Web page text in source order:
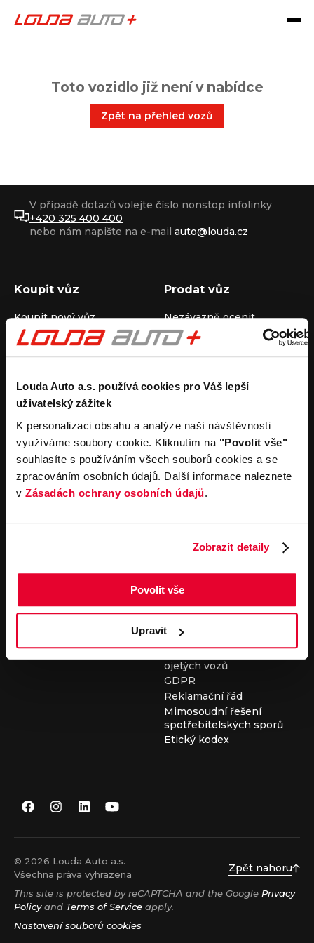
Louda Auto a.s. používá cookies pro Váš lepší
uživatelský zážitek
K personalizaci obsahu a analýze naší návštěvnosti
využíváme soubory cookie. Kliknutím na "Povolit vše"
souhlasíte s používáním všech souborů cookies a se
zpracováním osobních údajů. Další informace naleznete
v Zásadách ochrany osobních údajů.
Zobrazit detaily
Povolit vše
Upravit
Toto vozidlo již není v nabídce
Zpět na přehled vozů
V případě dotazů volejte číslo nonstop infolinky
+420 325 400 400
nebo nám napište na e-mail auto@louda.cz
Koupit vůz
Koupit nový vůz
Koupit ojetý vůz
Koupit užitkový vůz
Prodat vůz
Nezávazně ocenit
Průběh výkupu vozu
Pronájem
Carsharing
Autopůjčovna
Operativní leasing
Společnost
Louda Auto+ Poděbrady
Obytné vozy
Novinky
Kariéra
Servisní služby
Servis
Důležité odkazy
Cookies
Všeobecné obchodní
podmínky pro online
vozidel
Všeobecné obchodní
podmínky pro provádění
servisních prací
Všeobecné obchodní
podmínky při nákupu
ojetých vozů
GDPR
Reklamační řád
Mimosoudní řešení
spotřebitelských sporů
Etický kodex
© 2026 Louda Auto a.s.
Všechna práva vyhrazena
Zpět nahoru
This site is protected by reCAPTCHA and the Google Privacy
Policyand Terms of Service apply.
Nastavení souborů cookies